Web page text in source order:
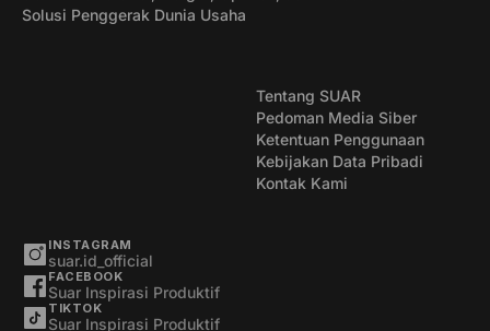
Solusi Penggerak Dunia Usaha
Tentang SUAR
Pedoman Media Siber
Ketentuan Penggunaan
Kebijakan Data Pribadi
Kontak Kami
INSTAGRAM
suar.id_official
FACEBOOK
Suar Inspirasi Produktif
TIKTOK
Suar Inspirasi Produktif